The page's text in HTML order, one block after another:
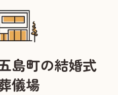
島町の結婚式
儀場